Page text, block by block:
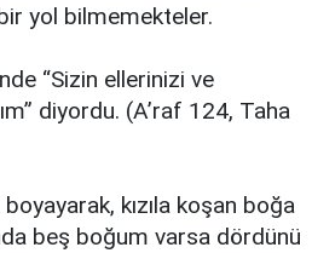
yol bilmemekteler.
“Sizin ellerinizi ve
diyordu. (A’raf 124, Taha
kızıla koşan boğa
beş boğum varsa dördünü